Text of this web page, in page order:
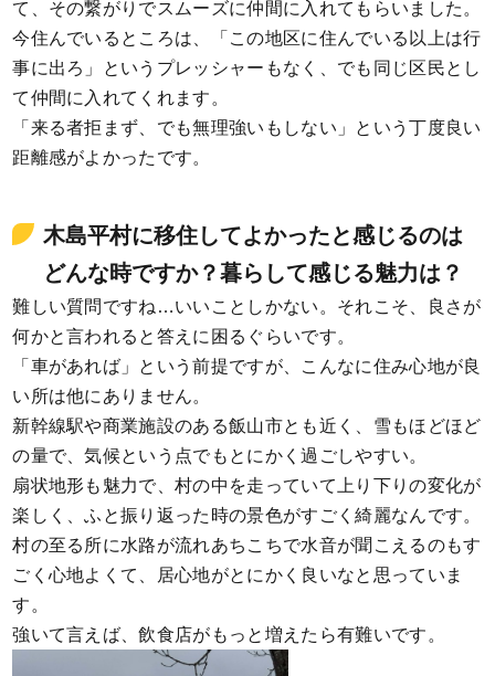
て、その繋がりでスムーズに仲間に入れてもらいました。
今住んでいるところは、「この地区に住んでいる以上は行
事に出ろ」というプレッシャーもなく、でも同じ区民とし
て仲間に入れてくれます。
「来る者拒まず、でも無理強いもしない」という丁度良い
距離感がよかったです。
木島平村に移住してよかったと感じるのは
どんな時ですか？暮らして感じる魅力は？
難しい質問ですね…いいことしかない。それこそ、良さが
何かと言われると答えに困るぐらいです。
「車があれば」という前提ですが、こんなに住み心地が良
い所は他にありません。
新幹線駅や商業施設のある飯山市とも近く、雪もほどほど
の量で、気候という点でもとにかく過ごしやすい。
扇状地形も魅力で、村の中を走っていて上り下りの変化が
楽しく、ふと振り返った時の景色がすごく綺麗なんです。
村の至る所に水路が流れあちこちで水音が聞こえるのもす
ごく心地よくて、居心地がとにかく良いなと思っていま
す。
強いて言えば、飲食店がもっと増えたら有難いです。